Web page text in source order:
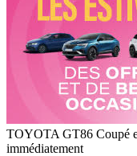
TOYOTA GT86 Coupé
immédiatement